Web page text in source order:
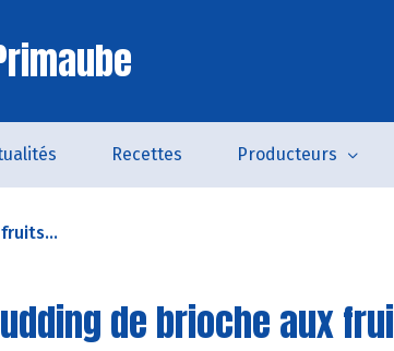
Recettes Producteurs
de brioche aux